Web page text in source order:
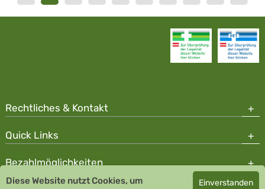
Rechtliches & Kontakt
Quick Links
Bezahlmöglichkeiten
Diese Website nutzt Cookies, um Einverstanden